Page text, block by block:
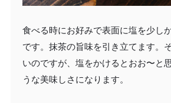
食べる時にお好みで表面に塩を少し
です。抹茶の旨味を引き立てます。
いのですが、塩をかけるとおお〜と
うな美味しさになります。